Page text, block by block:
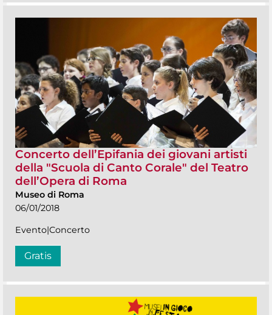
Concerto dell’Epifania dei giovani artisti
della "Scuola di Canto Corale" del Teatro
dell’Opera di Roma
Museo di Roma
06/01/2018
Evento|Concerto
Gratis